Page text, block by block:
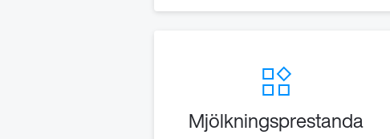
Mjölkningsprestanda